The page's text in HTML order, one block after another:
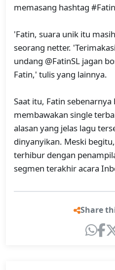
memasang hashtag
'Fatin, suara unik itu
seorang netter.
undang @FatinSL jagan
Fatin,' tulis yang lainnya.
Saat itu, Fatin
membawakan single
alasan yang jelas lagu
dinyanyikan. Meski
terhibur dengan
segmen terakhir acara
Share